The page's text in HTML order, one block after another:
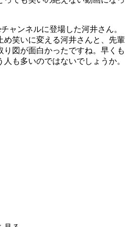
ャンネルに登場した河井さん。
め笑いに変える河井さんと、先輩
り図が面白かったですね。早くも
も多いのではないでしょうか。